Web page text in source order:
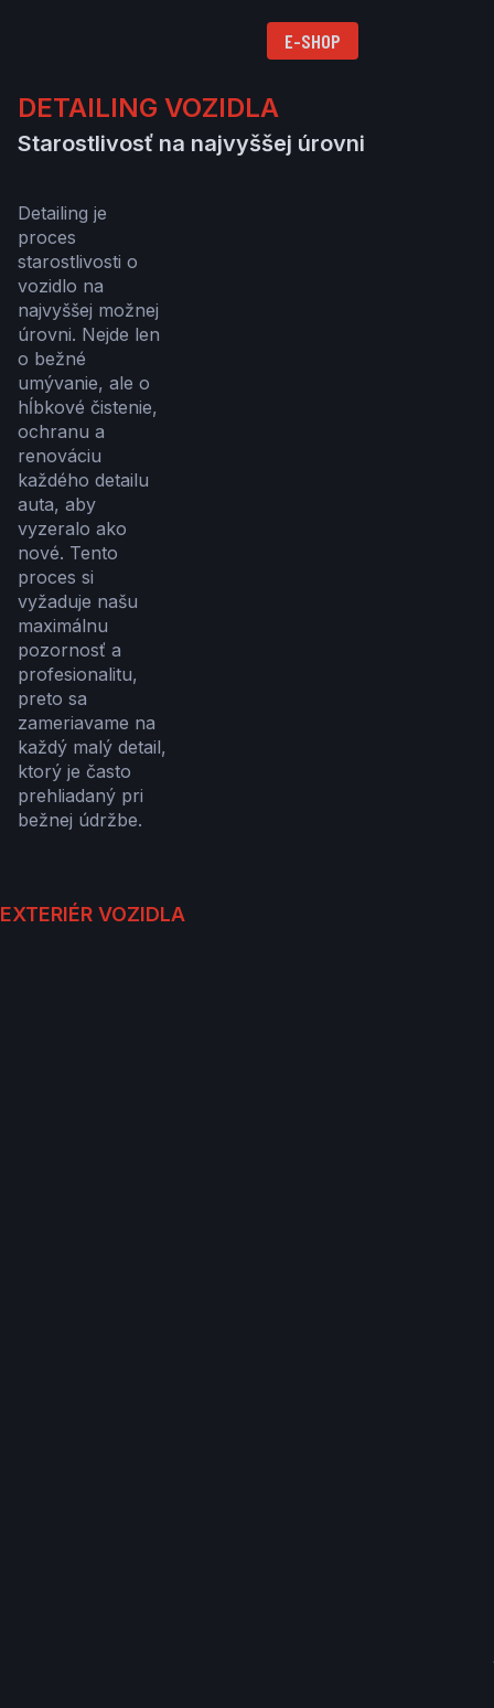
E-SHOP
DETAILING VOZIDLA
Starostlivosť na najvyššej úrovni
Detailing je
proces
starostlivosti o
vozidlo na
najvyššej možnej
úrovni. Nejde len
o bežné
umývanie, ale o
hĺbkové čistenie,
ochranu a
renováciu
každého detailu
auta, aby
vyzeralo ako
nové. Tento
proces si
vyžaduje našu
maximálnu
pozornosť a
profesionalitu,
preto sa
zameriavame na
každý malý detail,
ktorý je často
prehliadaný pri
bežnej údržbe.
EXTERIÉR VOZIDLA